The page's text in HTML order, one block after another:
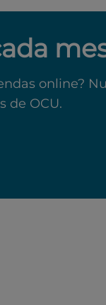
online?
de OCU.